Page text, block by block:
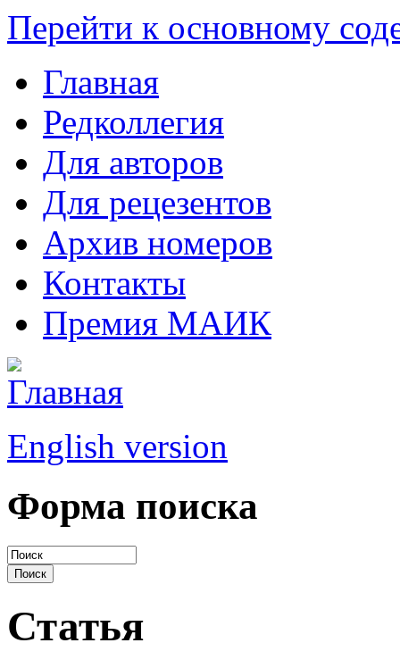
Перейти к основному
Главная
Редколлегия
Для авторов
Для рецезентов
Архив номеров
Контакты
Премия МАИК
English version
Форма поиска
Статья